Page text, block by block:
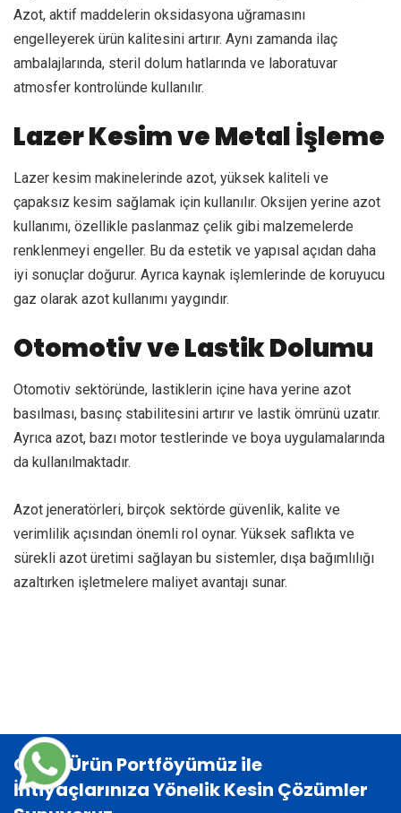
Azot, aktif maddelerin oksidasyona uğramasını
engelleyerek ürün kalitesini artırır. Aynı zamanda ilaç
ambalajlarında, steril dolum hatlarında ve laboratuvar
atmosfer kontrolünde kullanılır.
Lazer Kesim ve Metal İşleme
Lazer kesim makinelerinde azot, yüksek kaliteli ve
çapaksız kesim sağlamak için kullanılır. Oksijen yerine azot
kullanımı, özellikle paslanmaz çelik gibi malzemelerde
renklenmeyi engeller. Bu da estetik ve yapısal açıdan daha
iyi sonuçlar doğurur. Ayrıca kaynak işlemlerinde de koruyucu
gaz olarak azot kullanımı yaygındır.
Otomotiv ve Lastik Dolumu
Otomotiv sektöründe, lastiklerin içine hava yerine azot
basılması, basınç stabilitesini artırır ve lastik ömrünü uzatır.
Ayrıca azot, bazı motor testlerinde ve boya uygulamalarında
da kullanılmaktadır.
Azot jeneratörleri, birçok sektörde güvenlik, kalite ve
verimlilik açısından önemli rol oynar. Yüksek saflıkta ve
sürekli azot üretimi sağlayan bu sistemler, dışa bağımlılığı
azaltırken işletmelere maliyet avantajı sunar.
Geniş Ürün Portföyümüz ile
İhtiyaçlarınıza Yönelik Kesin Çözümler